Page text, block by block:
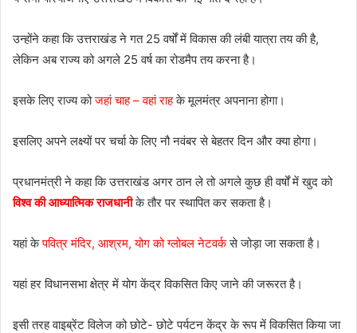
उन्होंने कहा कि उत्तराखंड ने गत 25 वर्षों में विकास की लंबी यात्रा तय की है,
लेकिन अब राज्य को अगले 25 वर्ष का रोडमैप तय करना है।
इसके लिए राज्य कोजहां चाह – वहां राहके मूलमंत्र अपनाना होगा।
इसलिए अपने लक्ष्यों पर चर्चा के लिए नौ नवंबर से बेहतर दिन और क्या होगा।
प्रधानमंत्री ने कहा कि उत्तराखंड अगर ठान ले तो अगले कुछ ही वर्षों में खुद को
विश्व की आध्यात्मिक राजधानी के तौर पर स्थापित कर सकता है।
यहां केपवित्र मंदिर, आश्रम, योग को ग्लोबल नेटवर्कसे जोड़ा जा सकता है।
यहां हर विधानसभा क्षेत्र में योग केंद्र विकसित किए जाने की जरूरत है।
इसी तरह वाइब्रेंट विलेज को छोटे- छोटे पर्यटन केंद्र के रूप में विकसित किया जा